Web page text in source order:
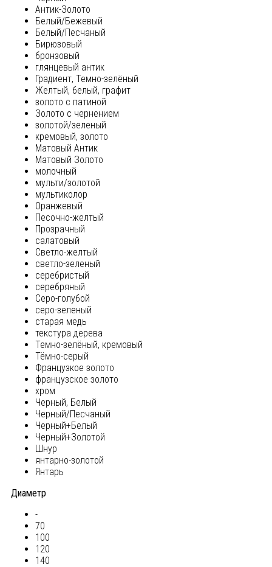
Антик-Золото
Белый/Бежевый
Белый/Песчаный
Бирюзовый
бронзовый
глянцевый антик
Градиент, Темно-зелёный
Желтый, белый, графит
золото с патиной
Золото с чернением
золотой/зеленый
кремовый, золото
Матовый Антик
Матовый Золото
молочный
мульти/золотой
мультиколор
Оранжевый
Песочно-желтый
Прозрачный
салатовый
Светло-желтый
светло-зеленый
серебристый
серебряный
Серо-голубой
серо-зеленый
старая медь
текстура дерева
Темно-зелёный, кремовый
Тёмно-серый
Французкое золото
французское золото
хром
Черный, Белый
Черный/Песчаный
Черный+Белый
Черный+Золотой
Шнур
янтарно-золотой
Янтарь
Диаметр
-
70
100
120
140